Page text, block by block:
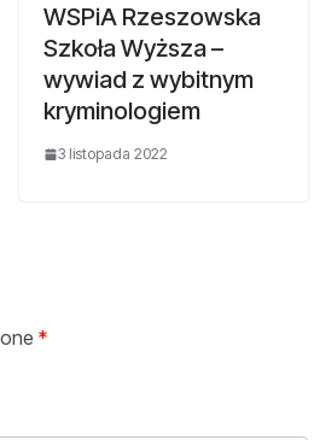
WSPiA Rzeszowska
Szkoła Wyższa –
wywiad z wybitnym
kryminologiem
3 listopada 2022
*